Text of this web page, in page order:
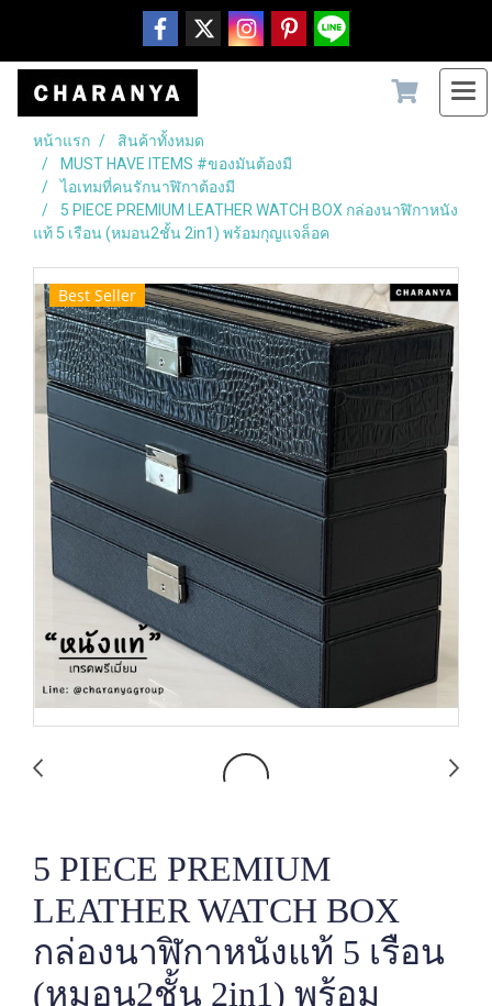
หน้าแรก
สินค้าทั้งหมด
MUST HAVE ITEMS #ของมันต้องมี
ไอเทมที่คนรักนาฬิกาต้องมี
5 PIECE PREMIUM LEATHER WATCH BOX กล่องนาฬิกาหนัง
แท้ 5 เรือน (หมอน2ชั้น 2in1) พร้อมกุญแจล็อค
Best Seller
5 PIECE PREMIUM
LEATHER WATCH BOX
กล่องนาฬิกาหนังแท้ 5 เรือน
(หมอน2ชั้น 2in1) พร้อม